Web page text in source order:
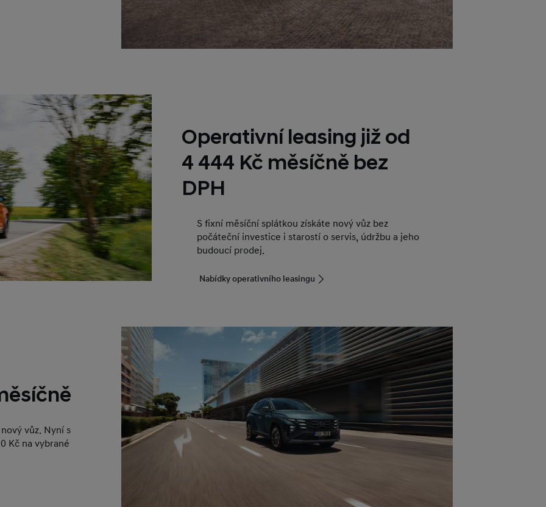
Operativní leasing již od
4 444 Kč měsíčně bez
DPH
S fixní měsíční splátkou získáte nový vůz bez
počáteční investice i starostí o servis, údržbu a jeho
budoucí prodej.
Nabídky operativního leasingu
vůz. Nyní s
Kč na vybrané